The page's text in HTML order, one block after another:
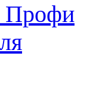
Профи